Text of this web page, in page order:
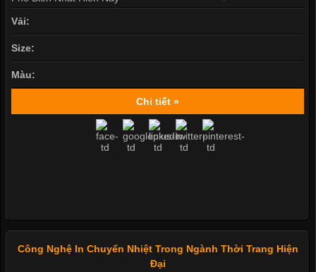
Vải:
Size:
Màu:
Chi tiết »
Công Nghệ In Chuyển Nhiệt Trong Ngành Thời Trang Hiện
Đại